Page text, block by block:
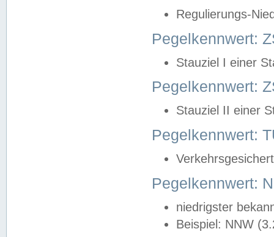
Regulierungs-
Pegelkennwert:
Stauziel I einer
Pegelkennwert:
Stauziel II einer
Pegelkennwert:
Pegelkennwert:
niedrigster
Beispiel: NNW